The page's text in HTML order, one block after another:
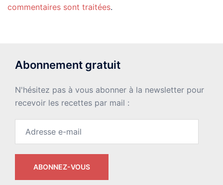
commentaires sont traitées.
Abonnement gratuit
N'hésitez pas à vous abonner à la newsletter pour
recevoir les recettes par mail :
ABONNEZ-VOUS